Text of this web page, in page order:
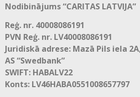
Nodibinājums “CARITAS LATVIJA”
Reģ. nr. 40008086191
PVN Reģ. nr. LV40008086191
Juridiskā adrese: Mazā Pils iela
AS “Swedbank”
SWIFT: HABALV22
Konts: LV46HABA0551008657797